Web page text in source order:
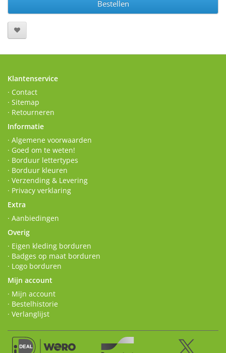
Bestellen
Klantenservice
· Contact
· Sitemap
· Retourneren
Informatie
· Algemene voorwaarden
· Goed om te weten!
· Borduur lettertypes
· Borduur kleuren
· Verzending & Levering
· Privacy verklaring
Extra
· Aanbiedingen
Overig
· Eigen kleding borduren
· Badges op maat borduren
· Logo borduren
Mijn account
· Mijn account
· Bestelhistorie
· Verlanglijst